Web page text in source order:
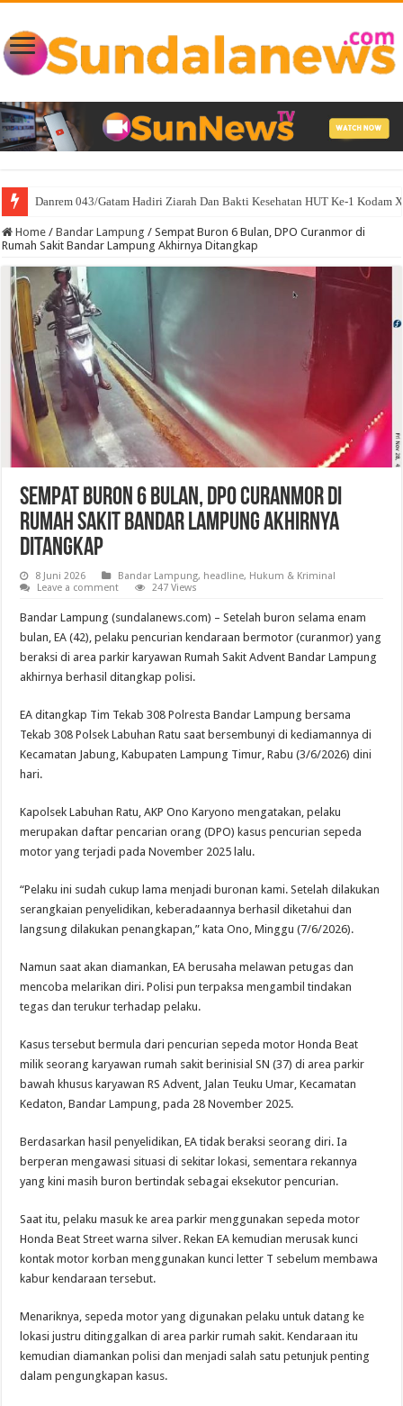
Sambut Hari Kemerdekaan Walikota Eva Dwiana Bagikan 10 Ribu
Home / Bandar Lampung / Sempat Buron 6 Bulan, DPO Curanmor di
Rumah Sakit Bandar Lampung Akhirnya Ditangkap
Sempat Buron 6 Bulan, DPO Curanmor di
Rumah Sakit Bandar Lampung Akhirnya
Ditangkap
8 Juni 2026 Bandar Lampung, headline, Hukum & Kriminal
Leave a comment
247 Views
Bandar Lampung (sundalanews.com) – Setelah buron selama enam
bulan, EA (42), pelaku pencurian kendaraan bermotor (curanmor) yang
beraksi di area parkir karyawan Rumah Sakit Advent Bandar Lampung
akhirnya berhasil ditangkap polisi.
EA ditangkap Tim Tekab 308 Polresta Bandar Lampung bersama
Tekab 308 Polsek Labuhan Ratu saat bersembunyi di kediamannya di
Kecamatan Jabung, Kabupaten Lampung Timur, Rabu (3/6/2026) dini
hari.
Kapolsek Labuhan Ratu, AKP Ono Karyono mengatakan, pelaku
merupakan daftar pencarian orang (DPO) kasus pencurian sepeda
motor yang terjadi pada November 2025 lalu.
“Pelaku ini sudah cukup lama menjadi buronan kami. Setelah dilakukan
serangkaian penyelidikan, keberadaannya berhasil diketahui dan
langsung dilakukan penangkapan,” kata Ono, Minggu (7/6/2026).
Namun saat akan diamankan, EA berusaha melawan petugas dan
mencoba melarikan diri. Polisi pun terpaksa mengambil tindakan
tegas dan terukur terhadap pelaku.
Kasus tersebut bermula dari pencurian sepeda motor Honda Beat
milik seorang karyawan rumah sakit berinisial SN (37) di area parkir
bawah khusus karyawan RS Advent, Jalan Teuku Umar, Kecamatan
Kedaton, Bandar Lampung, pada 28 November 2025.
Berdasarkan hasil penyelidikan, EA tidak beraksi seorang diri. Ia
berperan mengawasi situasi di sekitar lokasi, sementara rekannya
yang kini masih buron bertindak sebagai eksekutor pencurian.
Saat itu, pelaku masuk ke area parkir menggunakan sepeda motor
Honda Beat Street warna silver. Rekan EA kemudian merusak kunci
kontak motor korban menggunakan kunci letter T sebelum membawa
kabur kendaraan tersebut.
Menariknya, sepeda motor yang digunakan pelaku untuk datang ke
lokasi justru ditinggalkan di area parkir rumah sakit. Kendaraan itu
kemudian diamankan polisi dan menjadi salah satu petunjuk penting
dalam pengungkapan kasus.